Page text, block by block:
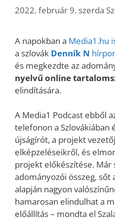
2022. február 9. szerda
A napokban a Media1.hu
a szlovák Denník N
és megkezdte az
nyelvű online
elindítására.
A Media1 Podcast ebből
telefonon a Szlovákiában
újságírót, a projekt
elképzeléseikről, és
projekt előkészítése. Már
adományozói összeg, sőt
alapján nagyon
hamarosan elindulhat a
előállítás – mondta el